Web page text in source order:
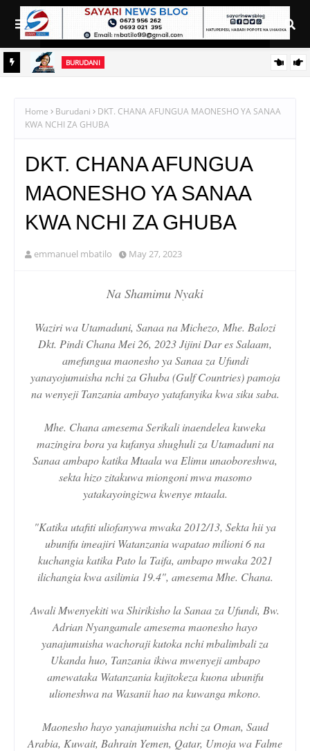
BURUDANI
Home Burudani
DKT. CHANA AFUNGUA MAONESHO YA SANAA
KWA NCHI ZA GHUBA
DKT. CHANA AFUNGUA
MAONESHO YA SANAA
KWA NCHI ZA GHUBA
emmanuel mbatilo May 27, 2023
Na Shamimu Nyaki
Waziri wa Utamaduni, Sanaa na Michezo, Mhe. Balozi
Dkt. Pindi Chana Mei 26, 2023 Jijini Dar es Salaam,
amefungua maonesho ya Sanaa za Ufundi
yanayojumuisha nchi za Ghuba (Gulf Countries) pamoja
na wenyeji Tanzania ambayo yatafanyika kwa siku saba.
Mhe. Chana amesema Serikali inaendelea kuweka
mazingira bora ya kufanya shughuli za Utamaduni na
Sanaa ambapo katika Mtaala wa Elimu unaoboreshwa,
sekta hizo zitakuwa miongoni mwa masomo
yatakayoingizwa kwenye mtaala.
"Katika utafiti uliofanywa mwaka 2012/13, Sekta hii ya
ubunifu imeajiri Watanzania wapatao milioni 6 na
kuchangia katika Pato la Taifa, ambapo mwaka 2021
ilichangia kwa asilimia 19.4", amesema Mhe. Chana.
Awali Mwenyekiti wa Shirikisho la Sanaa za Ufundi, Bw.
Adrian Nyangamale amesema maonesho hayo
yanajumuisha wachoraji kutoka nchi mbalimbali za
Ukanda huo, Tanzania ikiwa mwenyeji ambapo
amewataka Watanzania kujitokeza kuona ubunifu
ulioneshwa na Wasanii hao na kuwanga mkono.
Maonesho hayo yanajumuisha nchi za Oman, Saud
Arabia, Kuwait, Bahrain Yemen, Qatar, Umoja wa Falme